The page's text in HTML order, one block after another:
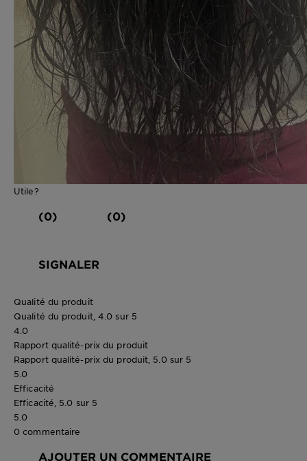
Utile?
(0) (0)
SIGNALER
Qualité du produit
Qualité du produit, 4.0 sur 5
4.0
Rapport qualité-prix du produit
Rapport qualité-prix du produit, 5.0 sur 5
5.0
Efficacité
Efficacité, 5.0 sur 5
5.0
0 commentaire
AJOUTER UN COMMENTAIRE